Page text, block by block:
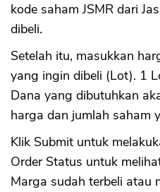
kode saham JSMR dari
dibeli.
Setelah itu, masukkan
yang ingin dibeli (Lot). 1
Dana yang dibutuhkan
harga dan jumlah saham
Klik Submit untuk
Order Status untuk
Marga sudah terbeli atau